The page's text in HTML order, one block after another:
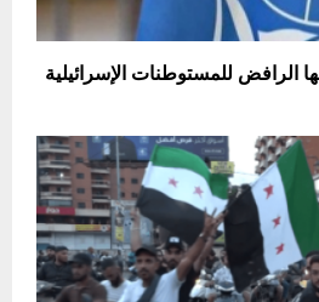
الرافض للمستوطنات الإسرائيلية